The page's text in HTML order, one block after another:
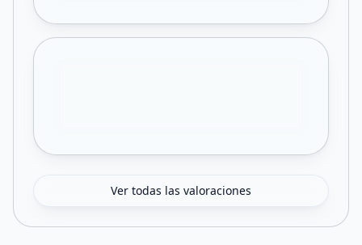
Ver todas las valoraciones